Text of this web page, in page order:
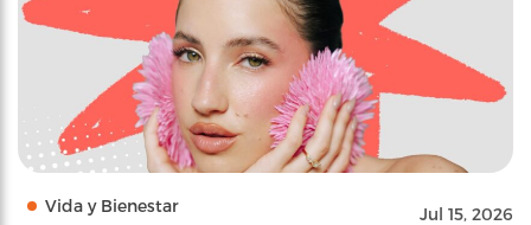
Vida y Bienestar Jul 15, 2026